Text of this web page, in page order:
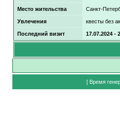
Место жительства Санкт-
Увлечения квесты без
Последний визит 17.07.2024 -
[ Время